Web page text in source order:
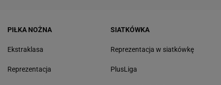
PIŁKA NOŻNA
Ekstraklasa
Reprezentacja
SIATKÓWKA
Reprezentacja w siatkówkę
PlusLiga